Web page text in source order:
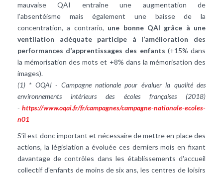
mauvaise QAI entraîne une augmentation de
l’absentéisme mais également une baisse de la
concentration, a contrario, une bonne QAI grâce à une
ventilation adéquate participe à l’amélioration des
performances d’apprentissages des enfants (+15% dans
la mémorisation des mots et +8% dans la mémorisation des
images).
(1) * OQAI - Campagne nationale pour évaluer la qualité des
environnements intérieurs des écoles françaises (2018)
- https://www.oqai.fr/fr/campagnes/campagne-nationale-ecoles-
n01
S’il est donc important et nécessaire de mettre en place des
actions, la législation a évoluée ces derniers mois en fixant
davantage de contrôles dans les établissements d'accueil
collectif d'enfants de moins de six ans, les centres de loisirs